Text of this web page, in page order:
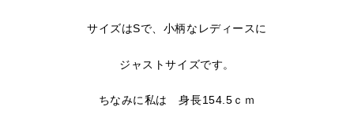
サイズはSで、小柄なレディースに
ジャストサイズです。
ちなみに私は 身長154.5ｃｍ